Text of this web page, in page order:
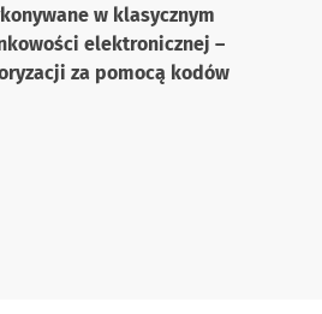
w klasycznym
elektronicznej –
za pomocą kodów